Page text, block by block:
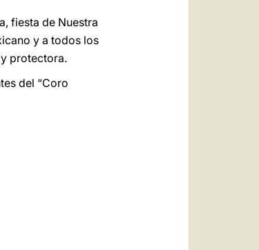
fiesta de Nuestra
y a todos los
protectora.
del “Coro